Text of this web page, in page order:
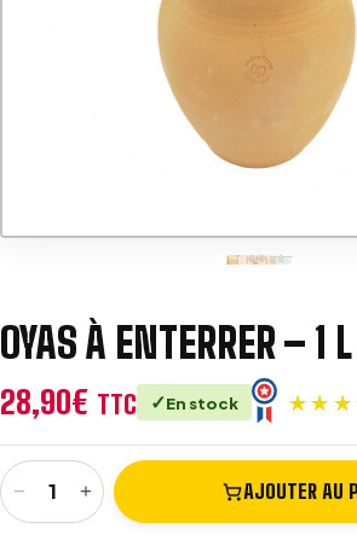
OYAS À ENTERRER – 1 L
28,90€ TTC En stock
quantité de Oyas à enterrer - 1 L
− + AJOUTER AU